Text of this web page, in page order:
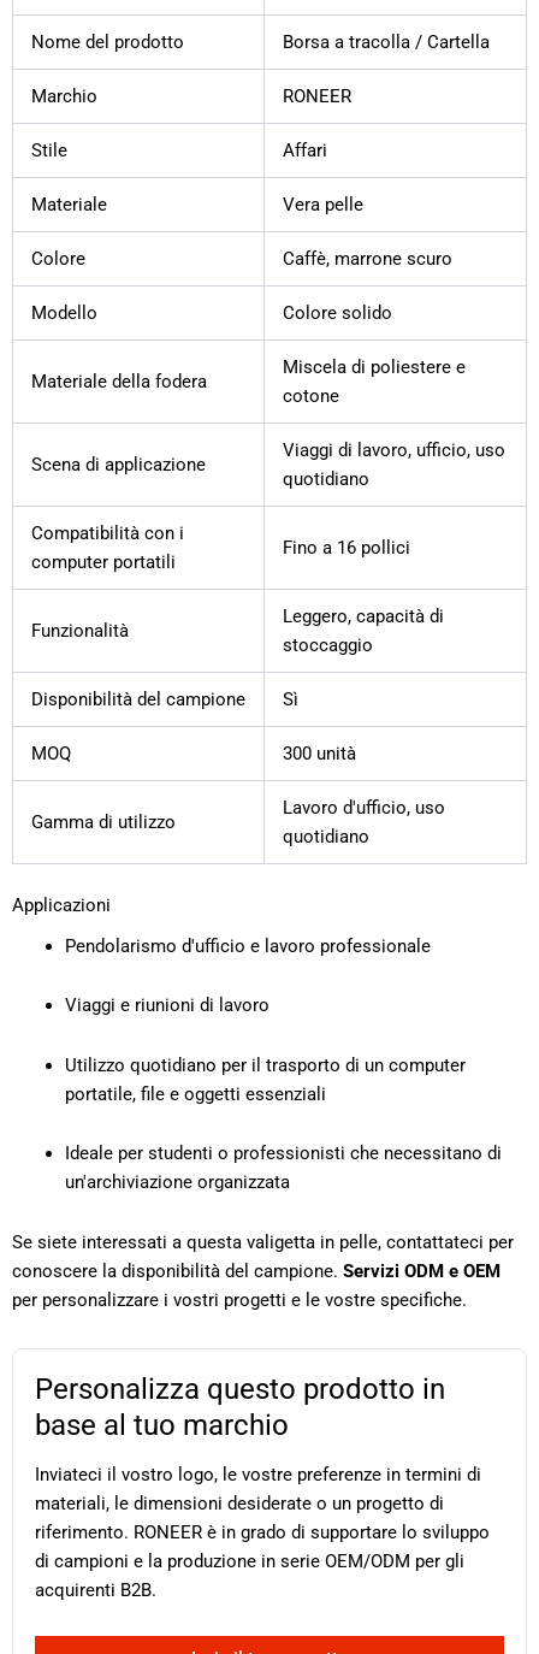
Nome del prodotto Borsa a tracolla / Cartella
Marchio RONEER
Stile Affari
Materiale Vera pelle
Colore Caffè, marrone scuro
Modello Colore solido
Materiale della fodera
Miscela di poliestere e
cotone
Scena di applicazione
Viaggi di lavoro, ufficio, uso
quotidiano
Compatibilità con i
computer portatili
Fino a 16 pollici
Funzionalità
Leggero, capacità di
stoccaggio
Disponibilità del campione Sì
MOQ 300 unità
Gamma di utilizzo
Lavoro d'ufficio, uso
quotidiano
Applicazioni
Pendolarismo d'ufficio e lavoro professionale
Viaggi e riunioni di lavoro
Utilizzo quotidiano per il trasporto di un computer
portatile, file e oggetti essenziali
Ideale per studenti o professionisti che necessitano di
un'archiviazione organizzata
Se siete interessati a questa valigetta in pelle, contattateci per
conoscere la disponibilità del campione. Servizi ODM e OEM
per personalizzare i vostri progetti e le vostre specifiche.
Personalizza questo prodotto in
base al tuo marchio
Inviateci il vostro logo, le vostre preferenze in termini di
materiali, le dimensioni desiderate o un progetto di
riferimento. RONEER è in grado di supportare lo sviluppo
di campioni e la produzione in serie OEM/ODM per gli
acquirenti B2B.